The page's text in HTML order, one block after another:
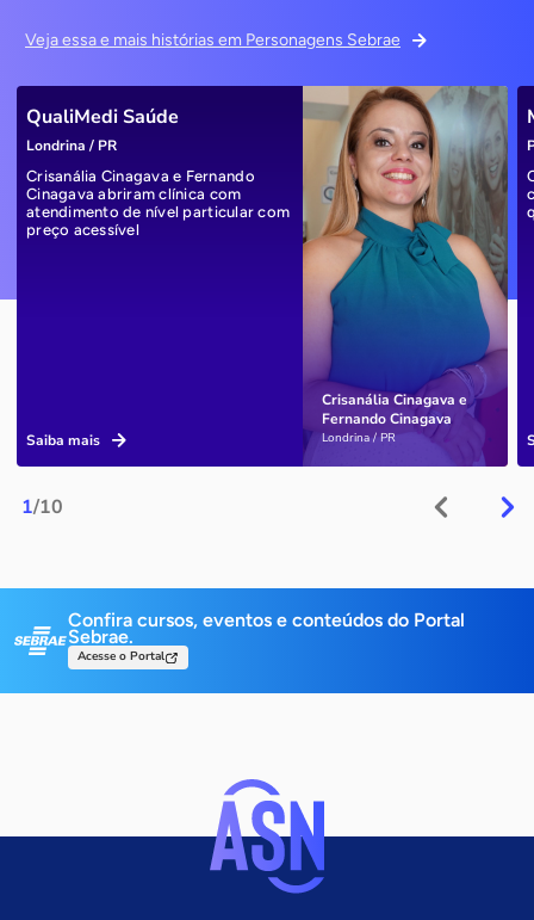
Veja essa e mais histórias em Personagens Sebrae
1/10
Crisanália Cinagava e
Fernando Cinagava
Londrina / PR
QualiMedi Saúde
Londrina / PR
Crisanália Cinagava e Fernando
Cinagava abriram clínica com
atendimento de nível particular com
preço acessível
Saiba mais
Confira cursos, eventos e conteúdos do Portal
Sebrae.
Acesse o Portal